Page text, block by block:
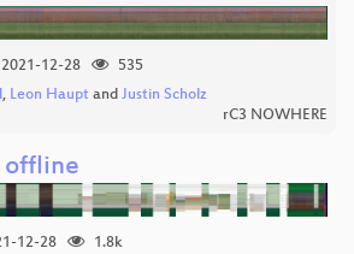
2021-12-28
535
, Leon Haupt and Justin Scholz
rC3 NOWHERE
offline
12-28
1.8k